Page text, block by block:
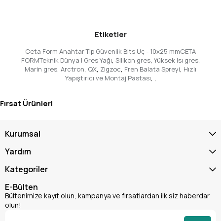
Özel bağlantı elemanlarını güvenli ve
Üstün Dayanıklılık:S2 alaşımlı çelik sayesinde uzun
ömürlü kullanım ve yıpranmaya karşı yüksek direnç.
Hassas Uyum:10mm anahtar tipi başlığı ile vidaların
Geniş Kullanım Alanı:
güvenilir ve performans odaklı bir ürün.
10x25 mm** ürününü sepetinize ekleyin ve profesyonel
işlerinizde farkı hissedin!
Etiketler
Ceta Form Anahtar Tip Güvenlik Bits Uç - 10x25 mmCETA
FORMTeknik Dünya | Gres Yağı, Silikon gres, Yüksek Isı gres,
Marin gres, Arctron, QX, Zigzoc, Fren Balata Spreyi, Hızlı
Yapıştırıcı ve Montaj Pastası, ,
Fırsat Ürünleri
Kurumsal
Yardım
Kategoriler
E-Bülten
Bültenimize kayıt olun, kampanya ve fırsatlardan ilk siz haberdar
olun!